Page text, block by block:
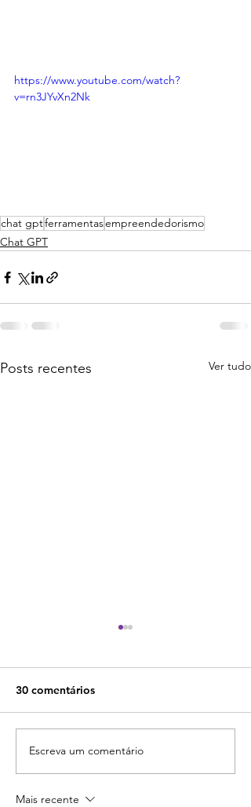
https://www.youtube.com/watch?
v=rn3JYvXn2Nk
chat gptferramentasempreendedorismo
Chat GPT
Posts recentes Ver tudo
Para que serve, como
funciona e como usar o
30 comentários
Escreva um comentário
Mais recente